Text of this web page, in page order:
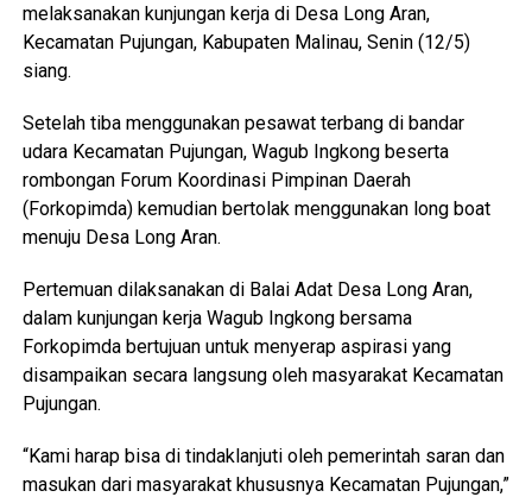
melaksanakan kunjungan kerja di Desa Long Aran,
Kecamatan Pujungan, Kabupaten Malinau, Senin (12/5)
siang.
Setelah tiba menggunakan pesawat terbang di bandar
udara Kecamatan Pujungan, Wagub Ingkong beserta
rombongan Forum Koordinasi Pimpinan Daerah
(Forkopimda) kemudian bertolak menggunakan long boat
menuju Desa Long Aran.
Pertemuan dilaksanakan di Balai Adat Desa Long Aran,
dalam kunjungan kerja Wagub Ingkong bersama
Forkopimda bertujuan untuk menyerap aspirasi yang
disampaikan secara langsung oleh masyarakat Kecamatan
Pujungan.
“Kami harap bisa di tindaklanjuti oleh pemerintah saran dan
masukan dari masyarakat khususnya Kecamatan Pujungan,”